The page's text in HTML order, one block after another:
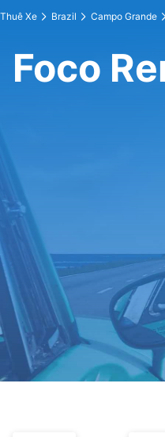
Thuê Xe Brazil Campo Grande
Foco